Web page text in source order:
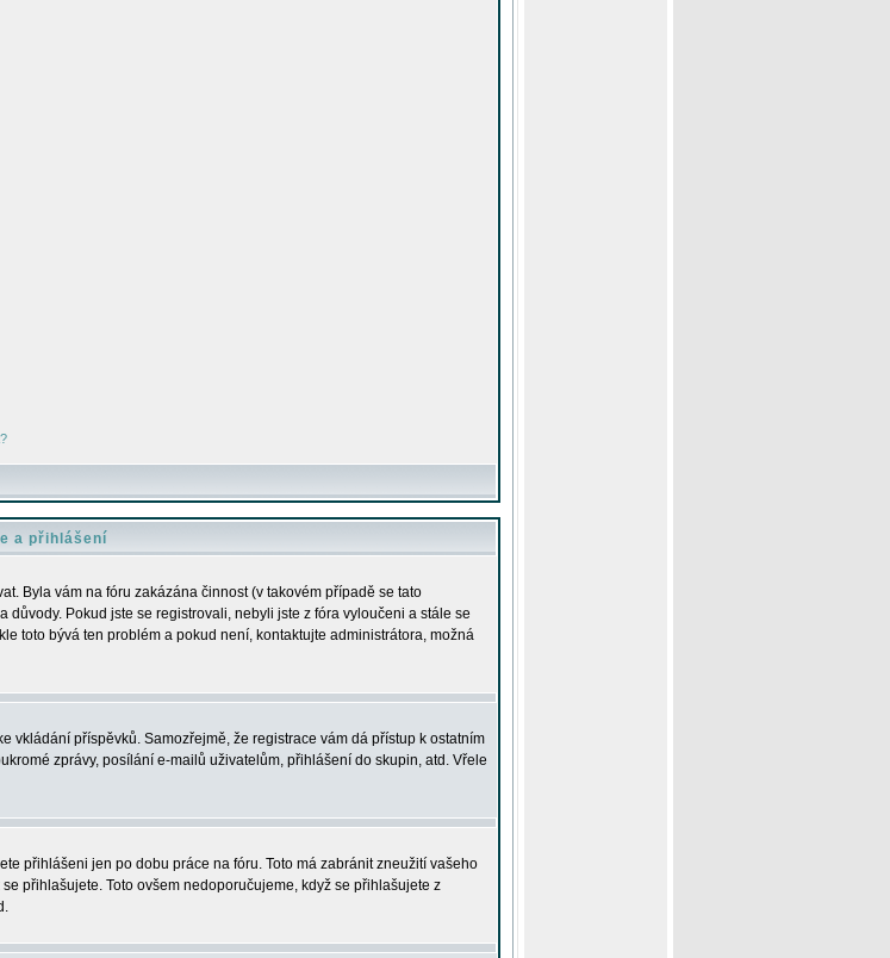
a přihlášení
Byla vám na fóru zakázána činnost (v takovém případě se tato
Pokud jste se registrovali, nebyli jste z fóra vyloučeni a stále se
toto bývá ten problém a pokud není, kontaktujte administrátora, možná
vkládání příspěvků. Samozřejmě, že registrace vám dá přístup k ostatním
zprávy, posílání e-mailů uživatelům, přihlášení do skupin, atd. Vřele
přihlášeni jen po dobu práce na fóru. Toto má zabránit zneužití vašeho
přihlašujete. Toto ovšem nedoporučujeme, když se přihlašujete z